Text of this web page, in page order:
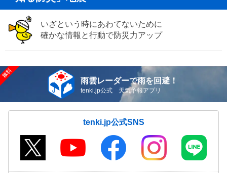
いざという時にあわてないために
確かな情報と行動で防災力アップ
雨雲レーダーで雨を回避！
tenki.jp公式 天気予報アプリ
tenki.jp公式SNS